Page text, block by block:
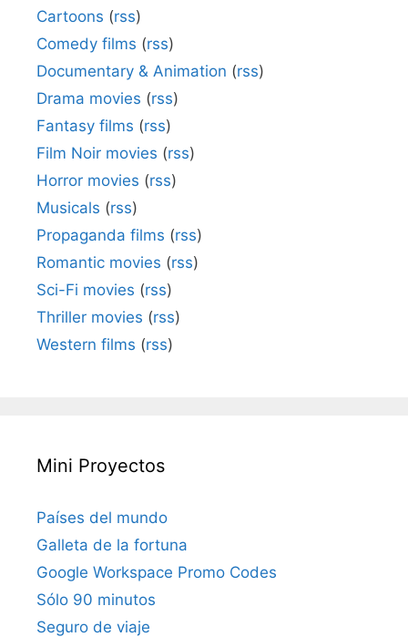
Cartoons (rss)
Comedy films (rss)
Documentary & Animation (rss)
Drama movies (rss)
Fantasy films (rss)
Film Noir movies (rss)
Horror movies (rss)
Musicals (rss)
Propaganda films (rss)
Romantic movies (rss)
Sci-Fi movies (rss)
Thriller movies (rss)
Western films (rss)
Mini Proyectos
Países del mundo
Galleta de la fortuna
Google Workspace Promo Codes
Sólo 90 minutos
Seguro de viaje